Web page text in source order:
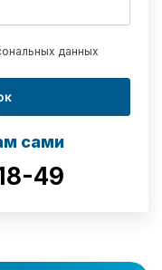
данных
сами
49